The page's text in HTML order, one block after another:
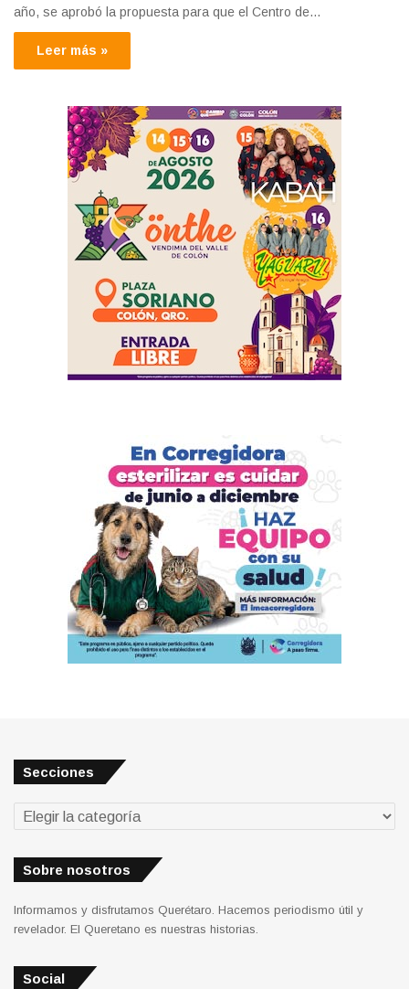
año, se aprobó la propuesta para que el Centro de…
Leer más »
Secciones
Secciones
Sobre nosotros
Informamos y disfrutamos Querétaro. Hacemos periodismo útil y
revelador. El Queretano es nuestras historias.
Social